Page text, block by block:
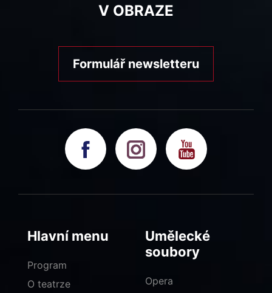
V OBRAZE
Formulář newsletteru
Hlavní menu
Program
O teatrze
Umělecké
soubory
Opera